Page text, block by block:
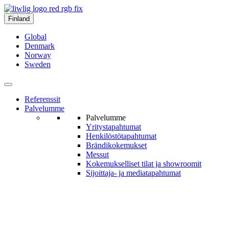
Finland
Global
Denmark
Norway
Sweden
Referenssit
Palvelumme
Palvelumme
Yritys­tapahtumat
Henkilöstö­tapahtumat
Brändi­kokemukset
Messut
Kokemukselliset tilat ja show­roomit
Sijoittaja- ja media­tapahtumat